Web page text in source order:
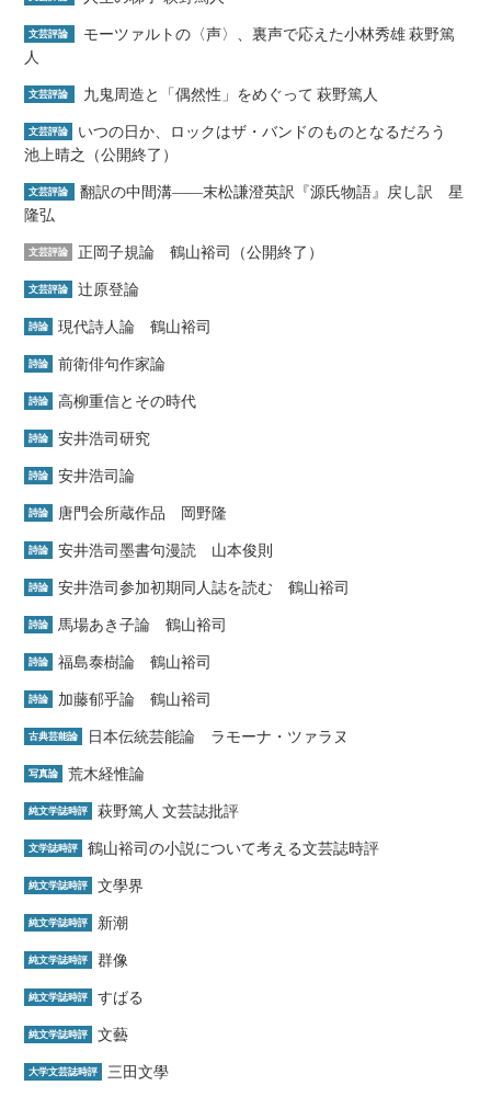
文芸評論
モーツァルトの〈声〉、裏声で応えた小林秀雄 萩野篤
人
文芸評論 九鬼周造と「偶然性」をめぐって 萩野篤人
文芸評論
いつの日か、ロックはザ・バンドのものとなるだろう
池上晴之（公開終了）
文芸評論
翻訳の中間溝――末松謙澄英訳『源氏物語』戻し訳 星
隆弘
文芸評論 正岡子規論 鶴山裕司（公開終了）
文芸評論 辻原登論
詩論 現代詩人論 鶴山裕司
詩論 前衛俳句作家論
詩論 高柳重信とその時代
詩論 安井浩司研究
詩論 安井浩司論
詩論 唐門会所蔵作品 岡野隆
詩論 安井浩司墨書句漫読 山本俊則
詩論 安井浩司参加初期同人誌を読む 鶴山裕司
詩論 馬場あき子論 鶴山裕司
詩論 福島泰樹論 鶴山裕司
詩論 加藤郁乎論 鶴山裕司
古典芸能論 日本伝統芸能論 ラモーナ・ツァラヌ
写真論 荒木経惟論
純文学誌時評 萩野篤人 文芸誌批評
文学誌時評 鶴山裕司の小説について考える文芸誌時評
純文学誌時評 文學界
純文学誌時評 新潮
純文学誌時評 群像
純文学誌時評 すばる
純文学誌時評 文藝
大学文芸誌時評 三田文學